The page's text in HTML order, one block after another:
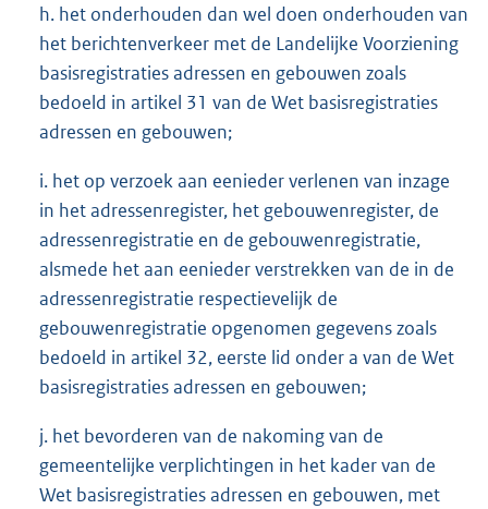
h. het onderhouden dan wel doen onderhouden van
het berichtenverkeer met de Landelijke Voorziening
basisregistraties adressen en gebouwen zoals
bedoeld in artikel 31 van de Wet basisregistraties
adressen en gebouwen;
i. het op verzoek aan eenieder verlenen van inzage
in het adressenregister, het gebouwenregister, de
adressenregistratie en de gebouwenregistratie,
alsmede het aan eenieder verstrekken van de in de
adressenregistratie respectievelijk de
gebouwenregistratie opgenomen gegevens zoals
bedoeld in artikel 32, eerste lid onder a van de Wet
basisregistraties adressen en gebouwen;
j. het bevorderen van de nakoming van de
gemeentelijke verplichtingen in het kader van de
Wet basisregistraties adressen en gebouwen, met